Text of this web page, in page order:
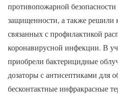
противопожарной
защищенности, а также решили
связанных с профилактикой
коронавирусной инфекции. В
приобрели бактерицидные
дозаторы с антисептиками для
бесконтактные инфракрасные